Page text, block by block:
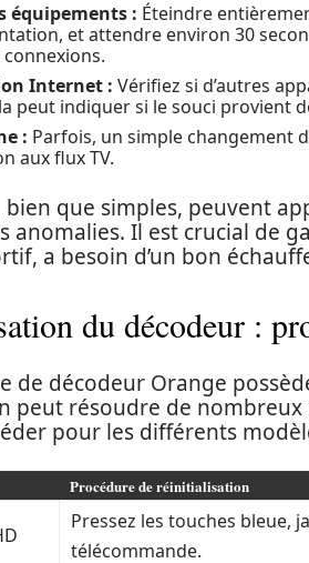
équipements : Éteindre
et attendre environ 30
Internet : Vérifiez si d’autres
peut indiquer si le souci provient
: Parfois, un simple changement
aux flux TV.
bien que simples, peuvent
anomalies. Il est crucial de
a besoin d’un bon
du décodeur :
de décodeur Orange
peut résoudre de nombreux
pour les différents
Procédure de réinitialisation
Pressez les touches bleue,
télécommande.